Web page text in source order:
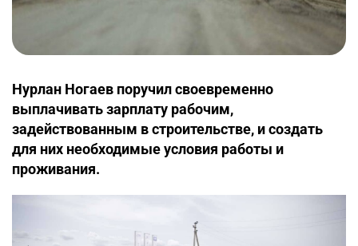
Нурлан Ногаев поручил своевременно
выплачивать зарплату рабочим,
задействованным в строительстве, и создать
для них необходимые условия работы и
проживания.